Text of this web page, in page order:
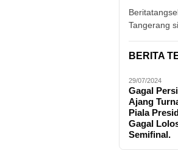
Tangerang
BERITA
29/07/2024
Gagal
Ajang
Piala
Gagal
Semifinal.